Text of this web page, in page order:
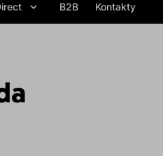
B2B Kontakty